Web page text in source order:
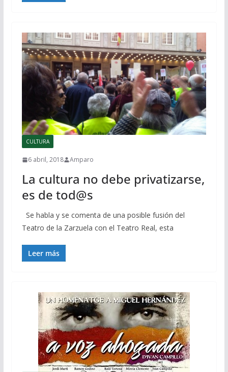
CULTURA
6 abril, 2018 Amparo
La cultura no debe privatizarse,
es de tod@s
Se habla y se comenta de una posible fusión del
Teatro de la Zarzuela con el Teatro Real, esta
Leer más